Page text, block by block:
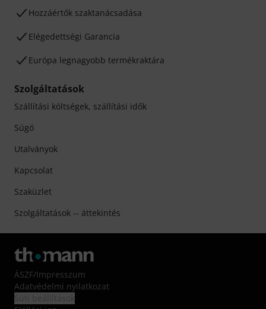
Hozzáértők szaktanácsadása
Elégedettségi Garancia
Európa legnagyobb termékraktára
Szolgáltatások
Szállítási költségek, szállítási idők
Súgó
Utalványok
Kapcsolat
Szaküzlet
Szolgáltatások -- áttekintés
ÁSZF/Impresszum
Adatvédelmi nyilatkozat